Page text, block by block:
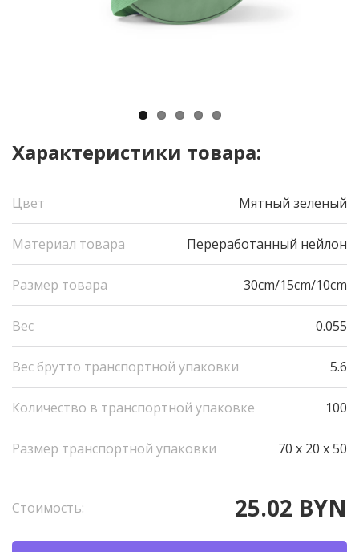
Характеристики товара:
Цвет Мятный зеленый
Материал товара Переработанный нейлон
Размер товара 30cm/15cm/10cm
Вес 0.055
Вес брутто транспортной упаковки 5.6
Количество в транспортной упаковке 100
Размер транспортной упаковки 70 x 20 x 50
Стоимость: 25.02 BYN